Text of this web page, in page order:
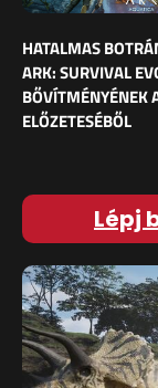
HATALMAS
ARK: SURVIVAL
BŐVÍTMÉNYÉNEK
ELŐZETESÉBŐL
Lépj